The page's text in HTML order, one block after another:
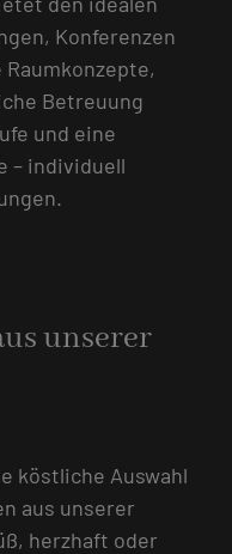
Konferenzen
Betreuung
und eine
– individuell
unserer
köstliche Auswahl
aus unserer
herzhaft oder